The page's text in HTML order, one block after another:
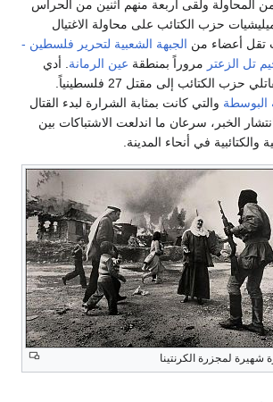
المحاولة ولقى أربعة منهم اثنين من الحراس
حزب الكتائب على محاولة الاغتيال
تقل أعضاء من الجبهة الشعبية لتحرير فلسطين -
تل الزعتر مروراً بمنطقة عين الرمانة. أدي
الكمين الذي نصبه مقاتلي حزب الكتائب إلى مقتل 27 فلسطينياً.
البوسطة والتي كانت بمثابة الشرارة لبدء القتال
الخبر، سرعان ما اندلعت الاشتباكات بين
والكتائبية في أنحاء المدينة.
شهيرة لمجزرة الكرنتينا